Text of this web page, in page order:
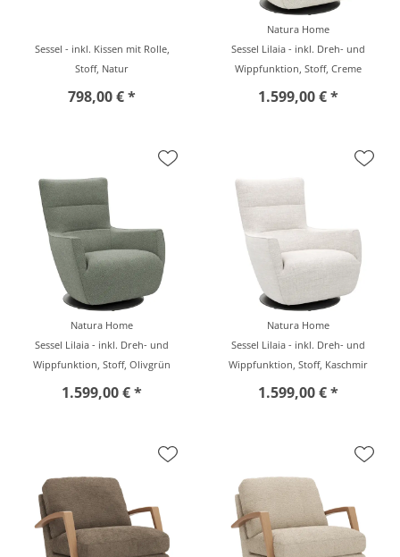
Sessel - inkl. Kissen mit Rolle,
Stoff, Natur
798,00 € *
Natura Home
Sessel Lilaia - inkl. Dreh- und
Wippfunktion, Stoff, Creme
1.599,00 € *
Natura Home
Sessel Lilaia - inkl. Dreh- und
Wippfunktion, Stoff, Olivgrün
1.599,00 € *
Natura Home
Sessel Lilaia - inkl. Dreh- und
Wippfunktion, Stoff, Kaschmir
1.599,00 € *